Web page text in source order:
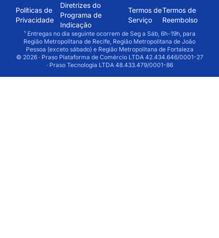
Políticas de
Privacidade
Diretrizes do
Programa de
Indicação
Termos de
Serviço
Termos de
Reembolso
¹ Entregas no dia seguinte ocorrem de Seg a Sáb, 6h-19h, para
Região Metropolitana de Recife, Região Metropolitana de João
Pessoa (exceto sábado) e Região Metropolitana de Fortaleza
© 2026 · Praso Plataforma de Comércio LTDA 42.434.646/0001-27
· Praso Tecnologia LTDA 48.433.479/0001-86